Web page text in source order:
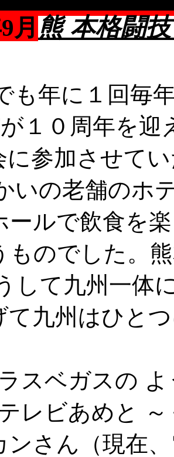
月 熊 本格闘
も年に１回毎
が１０周年を
に参加させて
いの老舗のホ
ールで飲食を
ものでした。
して九州一体
て九州はひと
スベガスの
レビあめと
ンさん（現在